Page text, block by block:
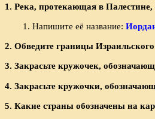
1. Река, протекающая в
1. Напишите её название:
2. Обведите границы
3. Закрасьте кружочек,
4. Закрасьте кружочки,
5. Какие страны обозначены на